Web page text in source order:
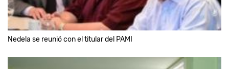
Nedela se reunió con el titular del PAMI